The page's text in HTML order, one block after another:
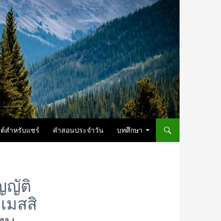
สำหรับแชร์ คำสอนประจำวัน บทศึกษา
ญัติ
มสสิ